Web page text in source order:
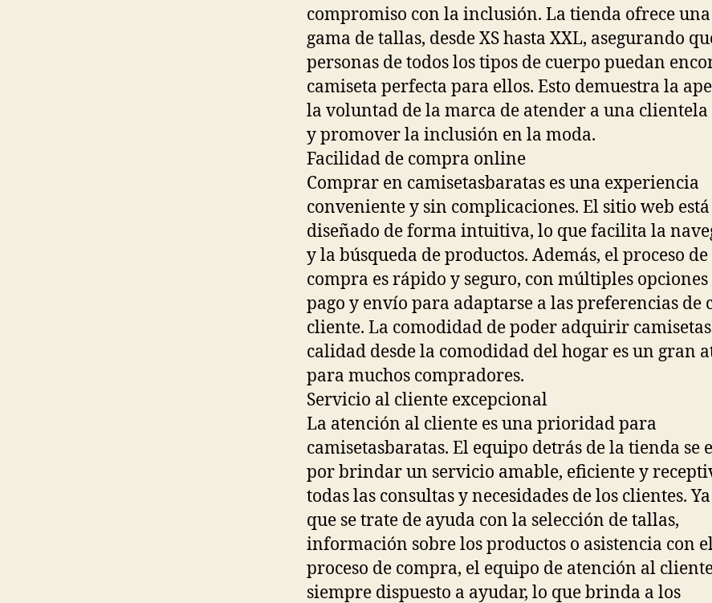
compromiso con la inclusión. La tienda ofrece
gama de tallas, desde XS hasta XXL, asegurando
personas de todos los tipos de cuerpo puedan
camiseta perfecta para ellos. Esto demuestra la
la voluntad de la marca de atender a una
y promover la inclusión en la moda.
Facilidad de compra online
Comprar en camisetasbaratas es una experiencia
conveniente y sin complicaciones. El sitio web está
diseñado de forma intuitiva, lo que facilita la
y la búsqueda de productos. Además, el proceso de
compra es rápido y seguro, con múltiples opciones
pago y envío para adaptarse a las preferencias de
cliente. La comodidad de poder adquirir
calidad desde la comodidad del hogar es un gran
para muchos compradores.
Servicio al cliente excepcional
La atención al cliente es una prioridad para
camisetasbaratas. El equipo detrás de la tienda se
por brindar un servicio amable, eficiente y
todas las consultas y necesidades de los clientes. Ya
que se trate de ayuda con la selección de tallas,
información sobre los productos o asistencia con
proceso de compra, el equipo de atención al
siempre dispuesto a ayudar, lo que brinda a los